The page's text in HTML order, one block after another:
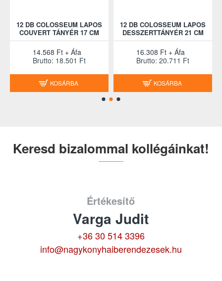
12 DB COLOSSEUM LAPOS
COUVERT TÁNYÉR 17 CM
14.568 Ft + Áfa
Brutto: 18.501 Ft
KOSÁRBA
12 DB COLOSSEUM LAPOS
DESSZERTTÁNYÉR 21 CM
16.308 Ft + Áfa
Brutto: 20.711 Ft
KOSÁRBA
Keresd bizalommal kollégáinkat!
Értékesítő
Varga Judit
+36 30 514 3396
info@nagykonyhaiberendezesek.hu